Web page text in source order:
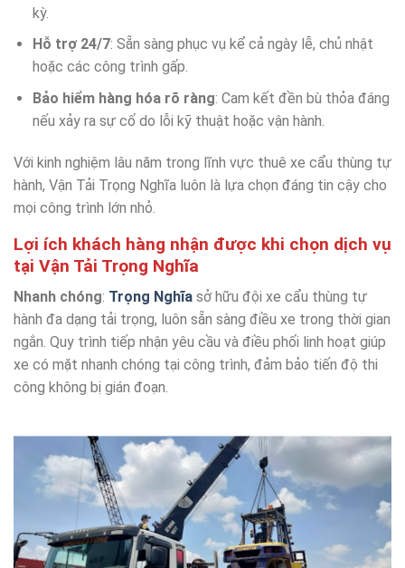
kỳ.
Hỗ trợ 24/7: Sẵn sàng phục vụ kể cả ngày lễ, chủ nhật
hoặc các công trình gấp.
Bảo hiểm hàng hóa rõ ràng: Cam kết đền bù thỏa đáng
nếu xảy ra sự cố do lỗi kỹ thuật hoặc vận hành.
Với kinh nghiệm lâu năm trong lĩnh vực thuê xe cẩu thùng tự
hành, Vận Tải Trọng Nghĩa luôn là lựa chọn đáng tin cậy cho
mọi công trình lớn nhỏ.
Lợi ích khách hàng nhận được khi chọn dịch vụ
tại Vận Tải Trọng Nghĩa
Nhanh chóng: Trọng Nghĩa sở hữu đội xe cẩu thùng tự
hành đa dạng tải trọng, luôn sẵn sàng điều xe trong thời gian
ngắn. Quy trình tiếp nhận yêu cầu và điều phối linh hoạt giúp
xe có mặt nhanh chóng tại công trình, đảm bảo tiến độ thi
công không bị gián đoạn.